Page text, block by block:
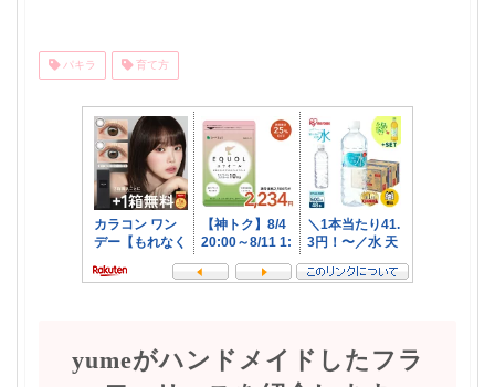
パキラ 育て方
yumeがハンドメイドしたフラ